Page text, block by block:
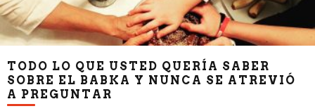
TODO LO QUE USTED QUERÍA SABER
SOBRE EL BABKA Y NUNCA SE ATREVIÓ
A PREGUNTAR